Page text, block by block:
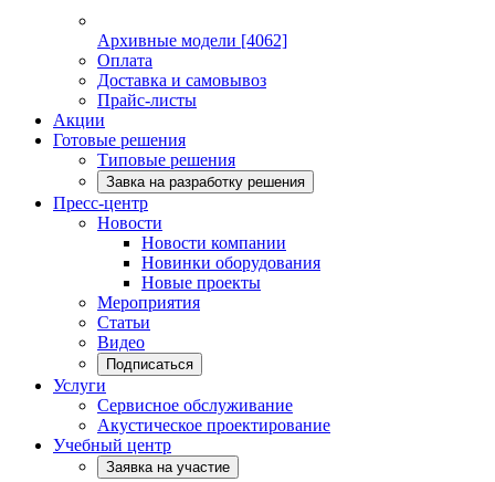
Архивные модели [4062]
Оплата
Доставка и самовывоз
Прайс-листы
Акции
Готовые решения
Типовые решения
Завка на разработку решения
Пресс-центр
Новости
Новости компании
Новинки оборудования
Новые проекты
Мероприятия
Статьи
Видео
Подписаться
Услуги
Сервисное обслуживание
Акустическое проектирование
Учебный центр
Заявка на участие